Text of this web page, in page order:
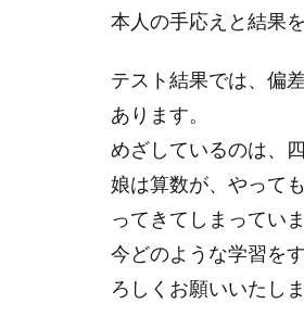
本人の手応えと結果
テスト結果では、偏
あります。
めざしているのは、
娘は算数が、やって
ってきてしまっていま
今どのような学習を
ろしくお願いいたしま